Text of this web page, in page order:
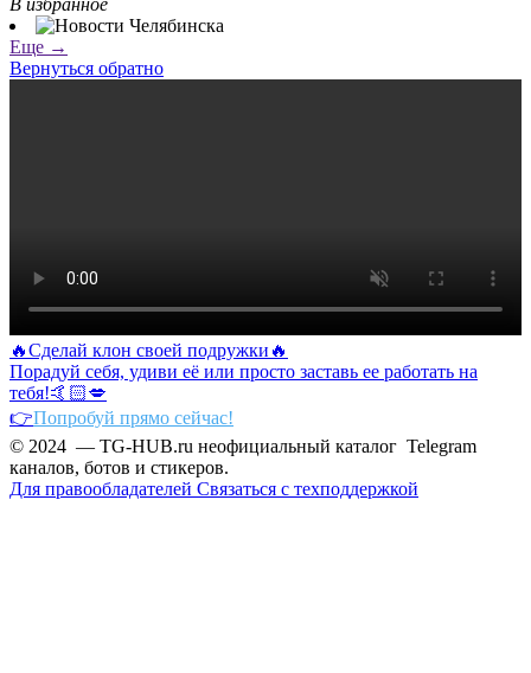
В избранное
Еще →
Вернуться обратно
🔥Сделай клон своей подружки🔥
Порадуй себя, удиви её или просто заставь ее работать на
тебя!🤙🏻💋
👉Попробуй прямо сейчас!
© 2024 — TG-HUB.ru неофициальный каталог Telegram
каналов, ботов и стикеров.
Для правообладателей Связаться с техподдержкой